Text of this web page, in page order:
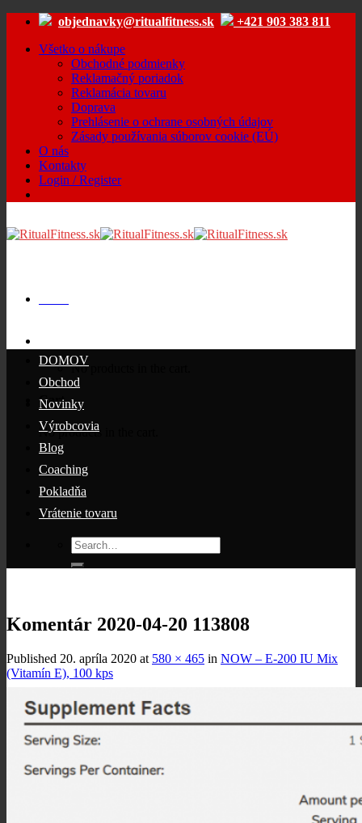
Skip
content
objednavky@ritualfitness.sk
+421 903 383 811
Všetko o nákupe
Obchodné podmienky
Reklamačný poriadok
Reklamácia tovaru
Doprava
Prehlásenie o ochrane osobných údajov
Zásady používania súborov cookie (EÚ)
O nás
Kontakty
Login / Register
No products in the cart.
Cart
No products in the cart.
DOMOV
Obchod
Novinky
Výrobcovia
Blog
Coaching
Pokladňa
Vrátenie tovaru
Search
for:
Komentár 2020-04-20 113808
Published 20. apríla 2020 at 580 × 465 in NOW – E-200 IU Mix
(Vitamín E), 100 kps